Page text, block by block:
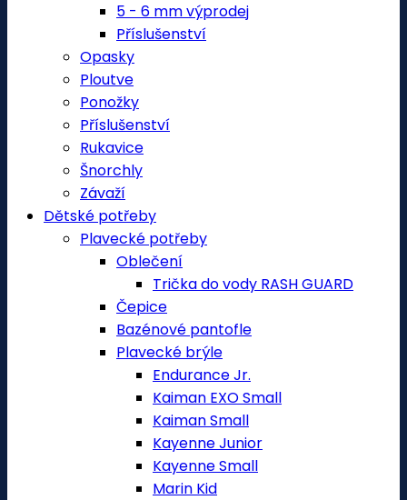
5 - 6 mm výprodej
Příslušenství
Opasky
Ploutve
Ponožky
Příslušenství
Rukavice
Šnorchly
Závaží
Dětské potřeby
Plavecké potřeby
Oblečení
Trička do vody RASH GUARD
Čepice
Bazénové pantofle
Plavecké brýle
Endurance Jr.
Kaiman EXO Small
Kaiman Small
Kayenne Junior
Kayenne Small
Marin Kid